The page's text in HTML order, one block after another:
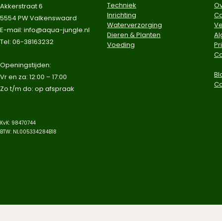
Akkerstraat 6
5554 PW Valkenswaard
E-mail: info@aqua-jungle.nl
Tel: 06-38163232
​Openingstijden:
Vr en za: 12:00 – 17:00
Zo t/m do: op afspraak​
KvK: 98470744
BTW: NL005334284B18
Techniek
Inrichting
Waterverzorging
Dieren & Planten
Voeding